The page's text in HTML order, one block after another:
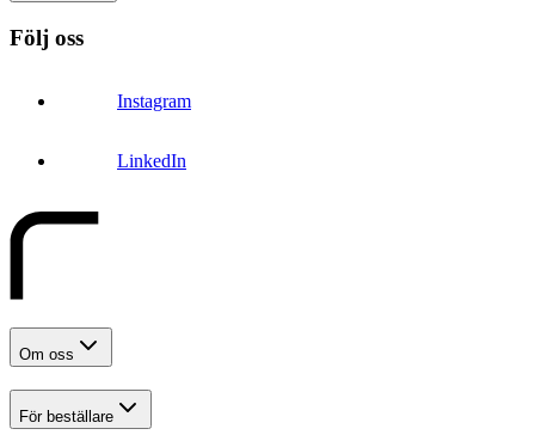
Följ oss
Instagram
LinkedIn
Om oss
För beställare